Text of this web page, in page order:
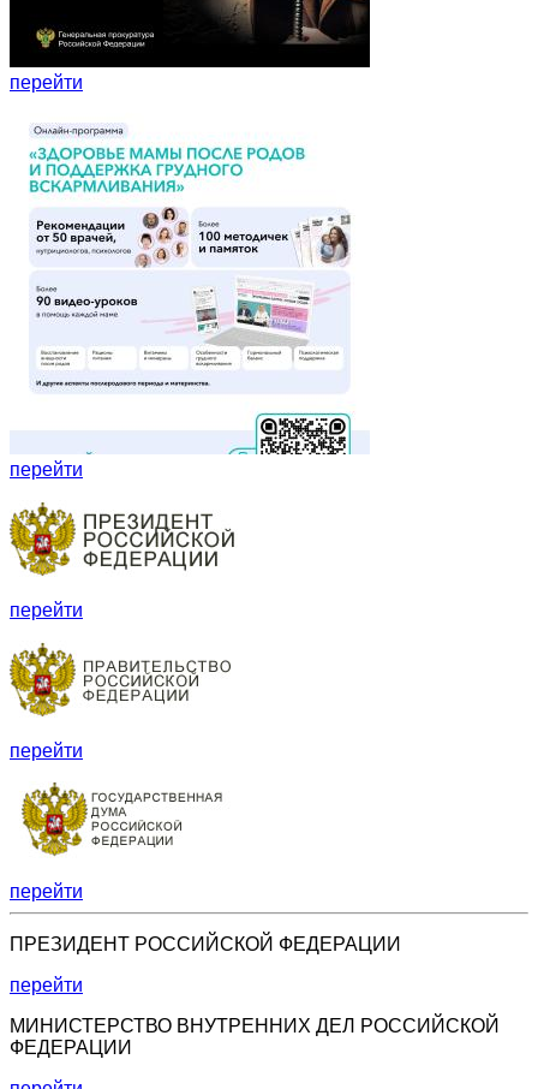
перейти
перейти
перейти
перейти
перейти
ПРЕЗИДЕНТ РОССИЙСКОЙ ФЕДЕРАЦИИ
перейти
МИНИСТЕРСТВО ВНУТРЕННИХ ДЕЛ РОССИЙСКОЙ
ФЕДЕРАЦИИ